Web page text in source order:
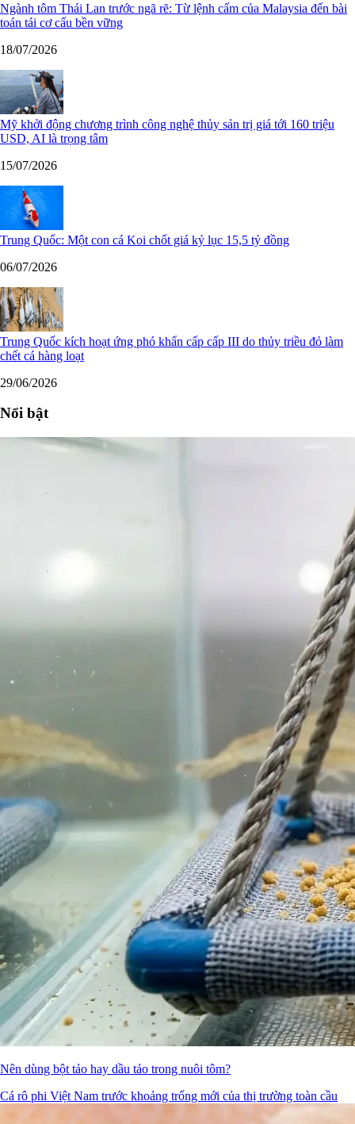
Ngành tôm Thái Lan trước ngã rẽ: Từ lệnh cấm của Malaysia đến bài
toán tái cơ cấu bền vững
18/07/2026
Mỹ khởi động chương trình công nghệ thủy sản trị giá tới 160 triệu
USD, AI là trọng tâm
15/07/2026
Trung Quốc: Một con cá Koi chốt giá kỷ lục 15,5 tỷ đồng
06/07/2026
Trung Quốc kích hoạt ứng phó khẩn cấp cấp III do thủy triều đỏ làm
chết cá hàng loạt
29/06/2026
Nổi bật
Nên dùng bột tảo hay dầu tảo trong nuôi tôm?
Cá rô phi Việt Nam trước khoảng trống mới của thị trường toàn cầu